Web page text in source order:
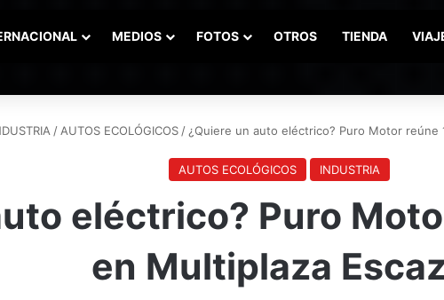
MEDIOS FOTOS OTROS TIENDA
/ AUTOS ECOLÓGICOS / ¿Quiere un auto eléctrico? Puro Motor reúne
AUTOS ECOLÓGICOS INDUSTRIA
eléctrico? Puro
en Multiplaza